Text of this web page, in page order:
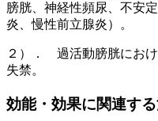
膀胱、神経性頻尿、不安
炎、慢性前立腺炎）。
２）． 過活動膀胱にお
失禁。
効能・効果に関連す